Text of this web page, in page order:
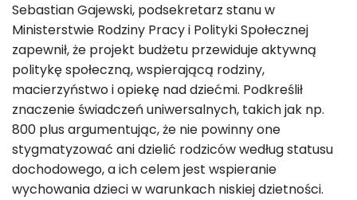
Sebastian Gajewski, podsekretarz stanu w
Ministerstwie Rodziny Pracy i Polityki Społecznej
zapewnił, że projekt budżetu przewiduje aktywną
politykę społeczną, wspierającą rodziny,
macierzyństwo i opiekę nad dziećmi. Podkreślił
znaczenie świadczeń uniwersalnych, takich jak np.
800 plus argumentując, że nie powinny one
stygmatyzować ani dzielić rodziców według statusu
dochodowego, a ich celem jest wspieranie
wychowania dzieci w warunkach niskiej dzietności.